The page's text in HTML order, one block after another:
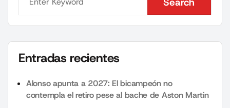
Search
Entradas recientes
Alonso apunta a 2027: El bicampeón no
contempla el retiro pese al bache de Aston Martin